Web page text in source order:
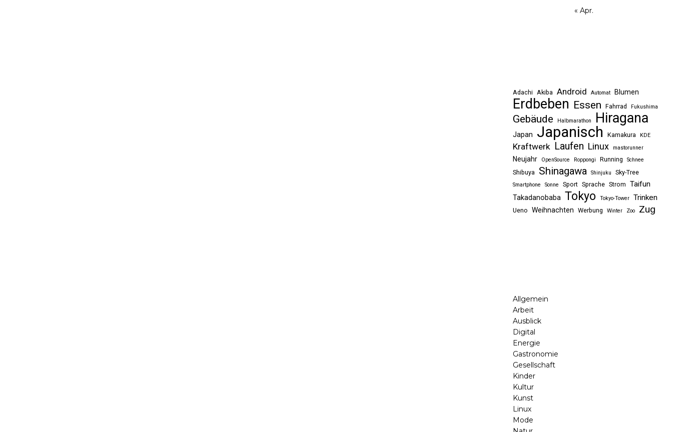
« Apr.
Adachi Akiba Android Automat Blumen
Erdbeben Essen Fahrrad Fukushima
Gebäude Halbmarathon Hiragana
Japan Japanisch Kamakura KDE
Kraftwerk Laufen Linux mastorunner
Neujahr OpenSource Roppongi Running Schnee
Shibuya Shinagawa Shinjuku Sky-Tree
Smartphone Sonne Sport Sprache Strom Taifun
Takadanobaba Tokyo Tokyo-Tower Trinken
Ueno Weihnachten Werbung Winter Zoo Zug
Allgemein
Arbeit
Ausblick
Digital
Energie
Gastronomie
Gesellschaft
Kinder
Kultur
Kunst
Linux
Mode